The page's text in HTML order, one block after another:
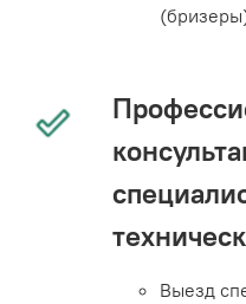
Выезд